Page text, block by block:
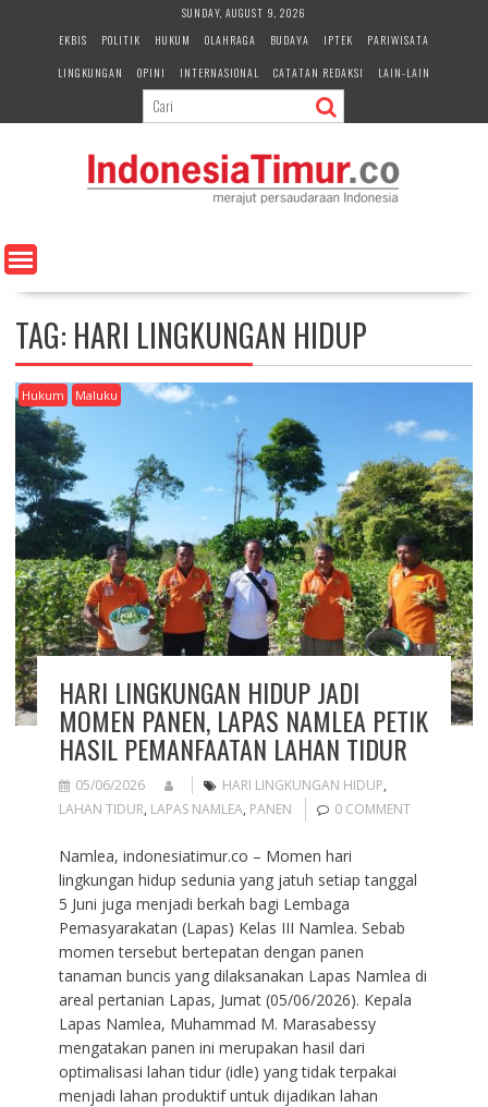
e
n
SUNDAY, AUGUST 9, 2026
EKBIS
POLITIK HUKUM OLAHRAGA BUDAYA IPTEK
PARIWISATA
LINGKUNGAN
OPINI INTERNASIONAL CATATAN REDAKSI LAIN-LAIN
TAG: HARI LINGKUNGAN HIDUP
Hukum Maluku
HARI LINGKUNGAN HIDUP JADI
MOMEN PANEN, LAPAS NAMLEA PETIK
HASIL PEMANFAATAN LAHAN TIDUR
05/06/2026 HARI LINGKUNGAN HIDUP,
LAHAN TIDUR, LAPAS NAMLEA, PANEN 0 COMMENT
Namlea, indonesiatimur.co – Momen hari
lingkungan hidup sedunia yang jatuh setiap tanggal
5 Juni juga menjadi berkah bagi Lembaga
Pemasyarakatan (Lapas) Kelas III Namlea. Sebab
momen tersebut bertepatan dengan panen
tanaman buncis yang dilaksanakan Lapas Namlea di
areal pertanian Lapas, Jumat (05/06/2026). Kepala
Lapas Namlea, Muhammad M. Marasabessy
mengatakan panen ini merupakan hasil dari
optimalisasi lahan tidur (idle) yang tidak terpakai
menjadi lahan produktif untuk dijadikan lahan